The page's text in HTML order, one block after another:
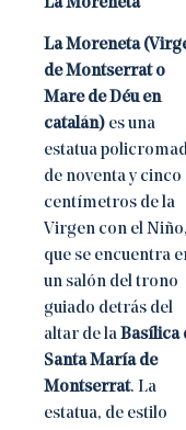
La Moreneta
de Montserrat o
Mare de Déu en
catalán) es una
estatua
de noventa y cinco
centímetros de la
Virgen con el Niño,
que se encuentra
un salón del trono
guiado detrás del
altar de laBasílica
Santa María de
Montserrat. La
estatua, de estilo